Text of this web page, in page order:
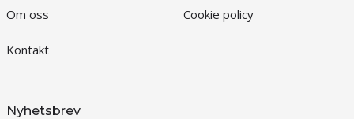
Om oss
Kontakt
Cookie policy
Nyhetsbrev